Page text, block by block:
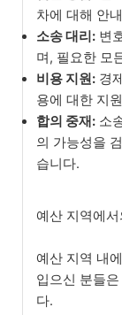
차에 대해 안
소송 대리: 변
며, 필요한 모
비용 지원: 경
용에 대한 지
합의 중재: 소
의 가능성을
습니다.
예산 지역에
예산 지역 내
입으신 분들
다.